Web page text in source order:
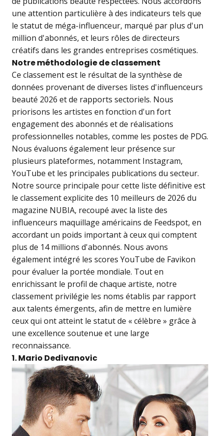
une attention particulière à des indicateurs tels que
le statut de méga-influenceur, marqué par plus d'un
million d'abonnés, et leurs rôles de directeurs
créatifs dans les grandes entreprises cosmétiques.
Notre méthodologie de classement
Ce classement est le résultat de la synthèse de
données provenant de diverses listes d'influenceurs
beauté 2026 et de rapports sectoriels. Nous
priorisons les artistes en fonction d'un fort
engagement des abonnés et de réalisations
professionnelles notables, comme les postes de PDG.
Nous évaluons également leur présence sur
plusieurs plateformes, notamment Instagram,
YouTube et les principales publications du secteur.
Notre source principale pour cette liste définitive est
le classement explicite des 10 meilleurs de 2026 du
magazine NUBIA, recoupé avec la liste des
influenceurs maquillage américains de Feedspot, en
accordant un poids important à ceux qui comptent
plus de 14 millions d'abonnés. Nous avons
également intégré les scores YouTube de Favikon
pour évaluer la portée mondiale. Tout en
enrichissant le profil de chaque artiste, notre
classement privilégie les noms établis par rapport
aux talents émergents, afin de mettre en lumière
ceux qui ont atteint le statut de « célèbre » grâce à
une excellence soutenue et une large
reconnaissance.
1. Mario Dedivanovic